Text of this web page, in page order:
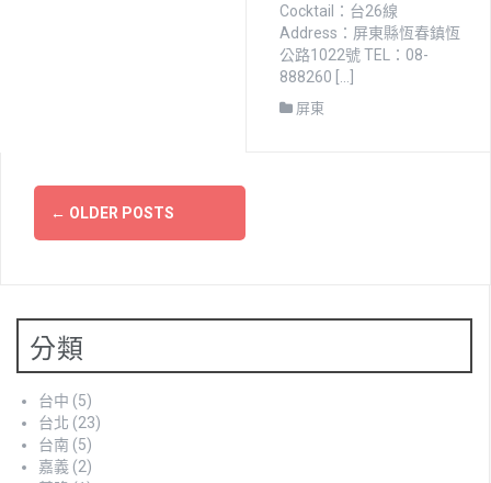
Cocktail：台26線
Address：屏東縣恆春鎮恆
公路1022號 TEL：08-
888260 […]
屏東
Posts
navigation
← OLDER POSTS
分類
台中 (5)
台北 (23)
台南 (5)
嘉義 (2)